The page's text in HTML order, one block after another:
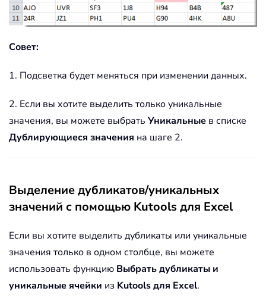
Совет:
1. Подсветка будет меняться при изменении данных.
2. Если вы хотите выделить только уникальные
значения, вы можете выбрать Уникальные в списке
Дублирующиеся значения на шаге 2.
Выделение дубликатов/уникальных
значений с помощью Kutools для Excel
Если вы хотите выделить дубликаты или уникальные
значения только в одном столбце, вы можете
использовать функцию Выбрать дубликаты и
уникальные ячейки из Kutools для Excel.